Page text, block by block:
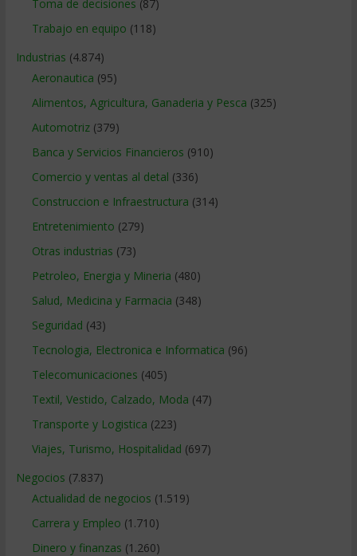
Toma de decisiones (87)
Trabajo en equipo (118)
Industrias (4.874)
Aeronautica (95)
Alimentos, Agricultura, Ganaderia y Pesca (325)
Automotriz(379)
Banca y Servicios Financieros (910)
Comercio y ventas al detal (336)
Construccion e Infraestructura (314)
Entretenimiento (279)
Otras industrias (73)
Petroleo, Energia y Mineria (480)
Salud, Medicina y Farmacia (348)
Seguridad (43)
Tecnologia, Electronica e Informatica (96)
Telecomunicaciones (405)
Textil, Vestido, Calzado, Moda (47)
Transporte y Logistica (223)
Viajes, Turismo, Hospitalidad (697)
Negocios (7.837)
Actualidad de negocios (1.519)
Carrera y Empleo (1.710)
Dinero y finanzas (1.260)